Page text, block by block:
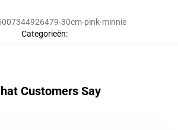
30cm-pink-minnie
Categorieën:
Customers Say